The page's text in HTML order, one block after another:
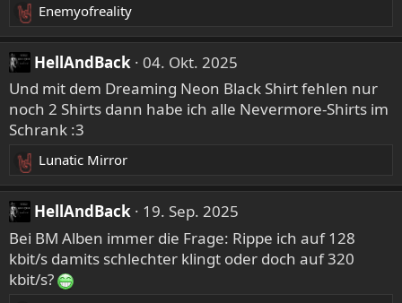
R
e
a
k
t
i
o
n
e
n
:
Enemyofreality
HellAndBack
04. Okt. 2025
Und mit dem Dreaming Neon Black Shirt fehlen nur
noch 2 Shirts dann habe ich alle Nevermore-Shirts im
Schrank :3
R
e
a
k
t
i
o
Lunatic Mirror
HellAndBack
19. Sep. 2025
Bei BM Alben immer die Frage: Rippe ich auf 128
kbit/s damits schlechter klingt oder doch auf 320
kbit/s?